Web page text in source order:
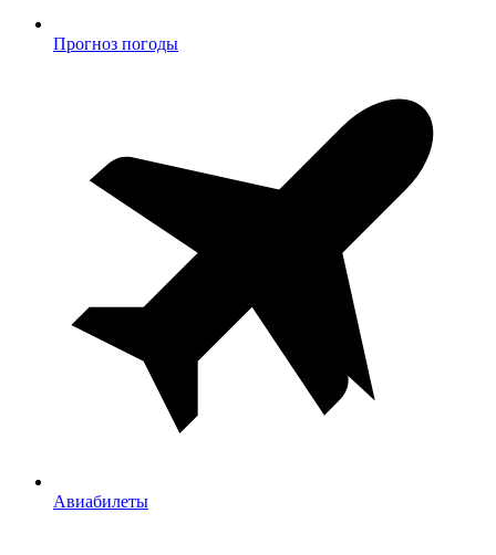
Прогноз погоды
Авиабилеты